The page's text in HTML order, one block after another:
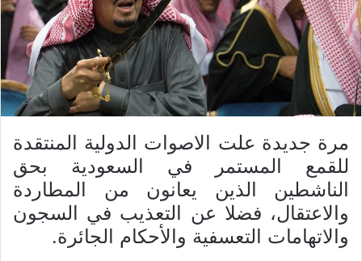
مرة جديدة علت الاصوات الدولية المنتقدة
للقمع المستمر في السعودية بحق
الناشطين الذين يعانون من المطاردة
والاعتقال، فضلا عن التعذيب في السجون
والاتهامات التعسفية والأحكام الجائرة.